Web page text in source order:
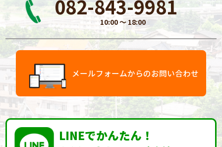
082-843-9981
10:00 〜 18:00
メールフォームからのお問い合わせ
LINEでかんたん！